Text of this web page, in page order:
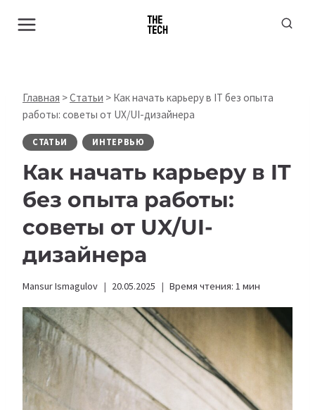
Главная >Статьи > Как начать карьеру в IT без опыта
работы: советы от UX/UI-дизайнера
СТАТЬИ ИНТЕРВЬЮ
Как начать карьеру в IT
без опыта работы:
советы от UX/UI-
дизайнера
Mansur Ismagulov 20.05.2025 Время чтения: 1 мин